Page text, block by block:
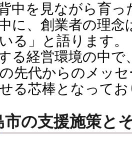
中を見ながら育っ
に、創業者の理
る」と語ります。
る経営環境の中で
先代からのメッ
る芯棒となって
の支援施策と